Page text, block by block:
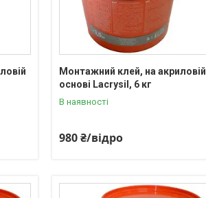
Монтажний клей, на акриловій
основі Lacrysil, 6 кг
В наявності
980 ₴/відро